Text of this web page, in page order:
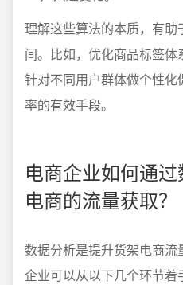
理解这些算法的本质，有
间。比如，优化商品标签
针对不同用户群体做个性
率的有效手段。
电商企业如何通
电商的流量获取？
数据分析是提升货架电商流
企业可以从以下几个环节